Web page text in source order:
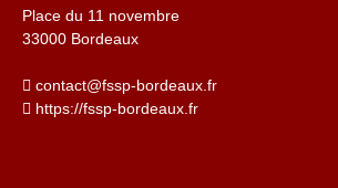
Place du 11 novembre
33000 Bordeaux
contact@fssp-bordeaux.fr
https://fssp-bordeaux.fr